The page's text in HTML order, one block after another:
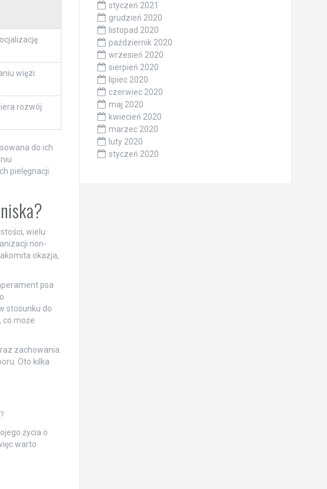
więzi.
rozwój
do ich
pielęgnacji.
wielu
non-
okazja,
psa
stosunku do
co może
zachowania.
Oto kilka
życia o
warto
styczeń 2021
grudzień 2020
listopad 2020
październik 2020
wrzesień 2020
sierpień 2020
lipiec 2020
czerwiec 2020
maj 2020
kwiecień 2020
marzec 2020
luty 2020
styczeń 2020